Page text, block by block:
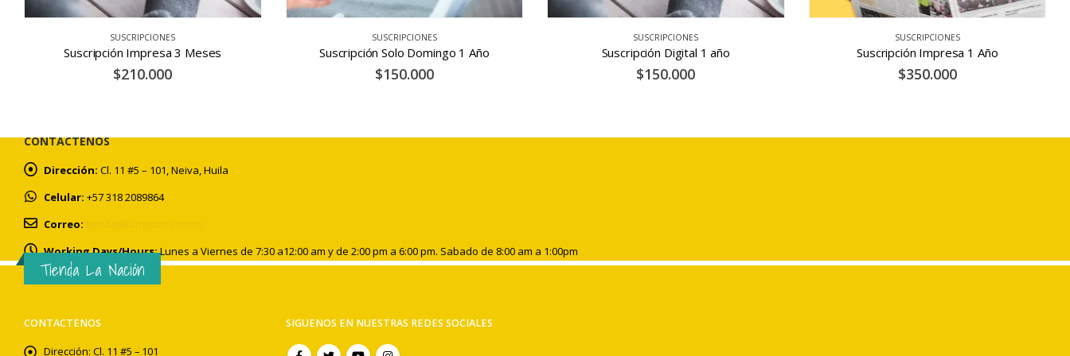
SUSCRIPCIONES
Suscripción Solo Domingo 1 Año
$150.000
SUSCRIPCIONES
Suscripción Digital 1 año
$150.000
SUSCRIPCIONES
Suscripción Impresa 1 Año
$350.000
SUSCRIPCIONES
Suscripción Impresa 6 Meses
$290.000
CONTACTENOS
Dirección: Cl. 11 #5 – 101, Neiva, Huila
Celular: +57 318 2089864
Correo:
Working Days/Hours:Lunes a Viernes de 7:30 a12:00 am y de 2:00 pm a 6:00 pm. Sabado de 8:00 am a 1:00pm
Tienda La Nación
CONTACTENOS
Dirección: Cl. 11 #5 – 101
SIGUENOS EN NUESTRAS REDES SOCIALES